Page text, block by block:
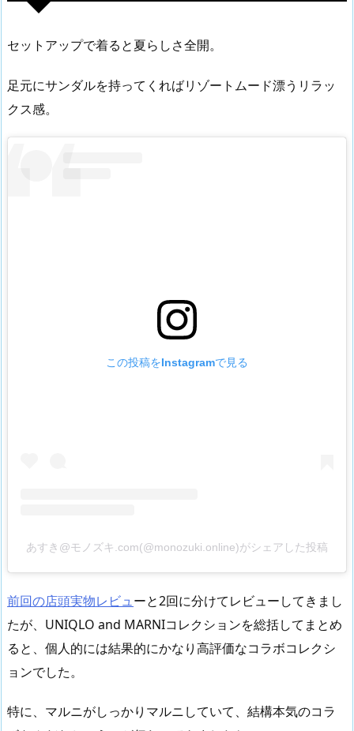
セットアップで着ると夏らしさ全開。
足元にサンダルを持ってくればリゾートムード漂うリラッ
クス感。
この投稿をInstagramで見る
あすき@モノズキ.com(@monozuki.online)がシェアした投稿
前回の店頭実物レビューと2回に分けてレビューしてきまし
たが、UNIQLO and MARNIコレクションを総括してまとめ
ると、個人的には結果的にかなり高評価なコラボコレクシ
ョンでした。
特に、マルニがしっかりマルニしていて、結構本気のコラ